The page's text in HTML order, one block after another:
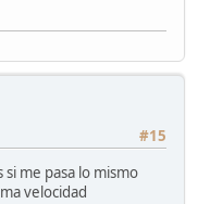
#15
me pasa lo mismo
velocidad